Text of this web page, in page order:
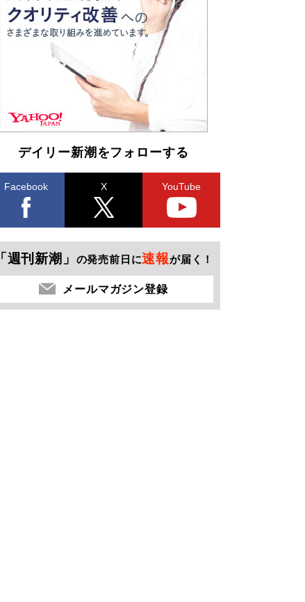
デイリー新潮をフォローする
Facebook X YouTube
「週刊新潮」 の発売前日に速報が届く！
メールマガジン登録